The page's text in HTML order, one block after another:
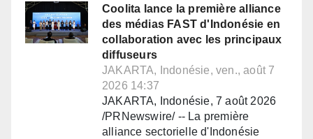
Coolita lance la première alliance
des médias FAST d'Indonésie en
collaboration avec les principaux
diffuseurs
JAKARTA, Indonésie, ven., août 7
2026 14:37
JAKARTA, Indonésie, 7 août 2026
/PRNewswire/ -- La première
alliance sectorielle d'Indonésie